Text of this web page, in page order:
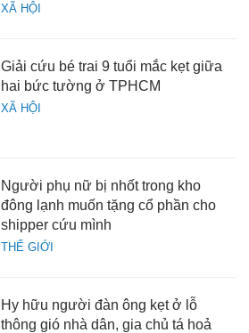
XÃ HỘI
XÃ HỘI
Giải cứu bé trai 9 tuổi mắc kẹt giữa
hai bức tường ở TPHCM
THẾ GIỚI
Người phụ nữ bị nhốt trong kho
đông lạnh muốn tặng cổ phần cho
shipper cứu mình
Hy hữu người đàn ông kẹt ở lỗ
thông gió nhà dân, gia chủ tá hoả